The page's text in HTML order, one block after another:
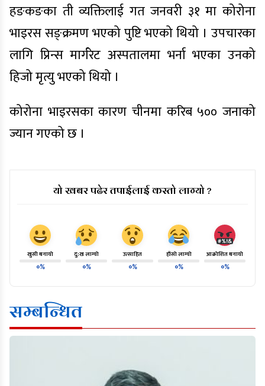
हङकङका ती व्यक्तिलाई गत जनवरी ३१ मा कोरोना
भाइरस सङ्क्रमण भएको पुष्टि भएको थियो । उपचारका
लागि प्रिन्स मार्गरेट अस्पतालमा भर्ना भएका उनको
हिजो मृत्यु भएको थियो ।
कोरोना भाइरसका कारण चीनमा करिब ५०० जनाको
ज्यान गएको छ ।
यो खबर पढेर तपाईलाई कस्तो लाग्यो ?
खुसी बनायो
०%
दु:ख लाग्यो
०%
उत्साहित
०%
हाँसो लाग्यो
०%
आक्रोशित बनायो
०%
सम्बन्धित